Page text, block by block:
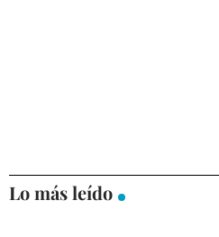
Lo más leído